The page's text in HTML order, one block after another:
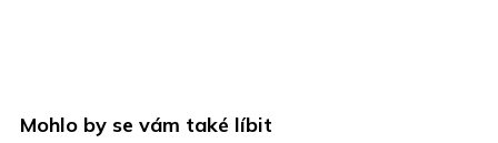
Mohlo by se vám také líbit